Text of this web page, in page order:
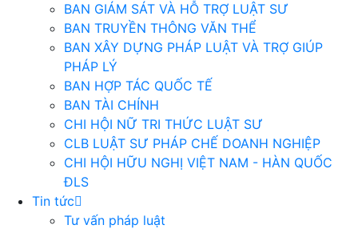
BAN GIÁM SÁT VÀ HỖ TRỢ LUẬT SƯ
BAN TRUYỀN THÔNG VĂN THỂ
BAN XÂY DỰNG PHÁP LUẬT VÀ TRỢ GIÚP
PHÁP LÝ
BAN HỢP TÁC QUỐC TẾ
BAN TÀI CHÍNH
CHI HỘI NỮ TRI THỨC LUẬT SƯ
CLB LUẬT SƯ PHÁP CHẾ DOANH NGHIỆP
CHI HỘI HỮU NGHỊ VIỆT NAM - HÀN QUỐC
ĐLS
Tin tức
Tư vấn pháp luật